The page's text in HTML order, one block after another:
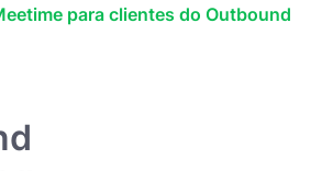
para clientes do Outbound